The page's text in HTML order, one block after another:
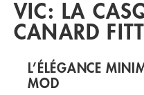
VIC: LA
CANARD
L’ÉLÉGANCE
MOD